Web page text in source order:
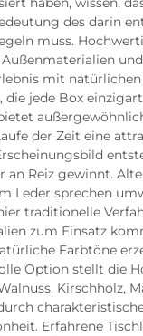
des darin
muss.
mit natürlichen
jede Box
der Zeit eine
an Reiz gewinnt.
Leder sprechen
traditionelle
zum Einsatz
Farbtöne
Option stellt die
Kirschholz,
Erfahrene